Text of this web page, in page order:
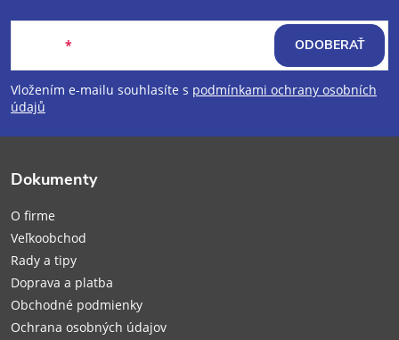
Z
á
p
e
Vložením e-mailu souhlasíte s podmínkami ochrany osobních
údajů
ODOBERAŤ
Dokumenty
O firme
Veľkoobchod
Rady a tipy
Doprava a platba
Obchodné podmienky
Ochrana osobných údajov